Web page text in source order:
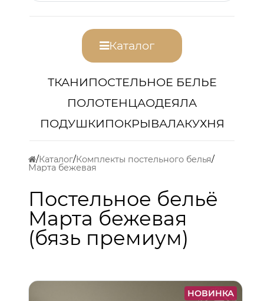
Каталог
ТКАНИПОСТЕЛЬНОЕ БЕЛЬЕ
ПОЛОТЕНЦАОДЕЯЛА
ПОДУШКИПОКРЫВАЛАКУХНЯ
Каталог Комплекты постельного белья
Марта бежевая
Постельное бельё
Марта бежевая
(бязь премиум)
НОВИНКА